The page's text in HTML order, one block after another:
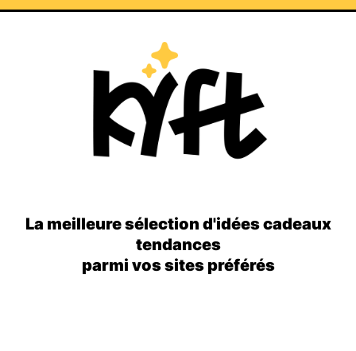
La meilleure sélection d'idées cadeaux
tendances
parmi vos sites préférés